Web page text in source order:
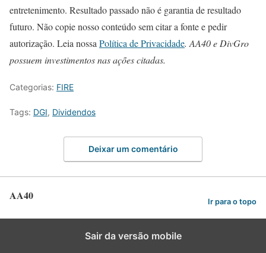
entretenimento. Resultado passado não é garantia de resultado
futuro. Não copie nosso conteúdo sem citar a fonte e pedir
autorização. Leia nossa Política de Privacidade. AA40 e DivGro
possuem investimentos nas ações citadas.
Categorias: FIRE
Tags: DGI, Dividendos
Deixar um comentário
AA40 Ir para o topo
Sair da versão mobile